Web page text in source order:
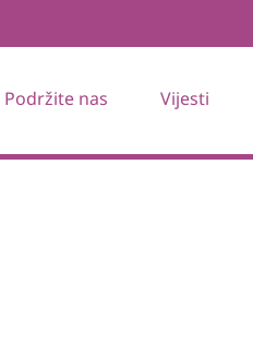
Podržite nas Vijesti